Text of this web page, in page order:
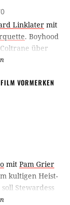
Linklater mit
. Boyhood
über
von seinem
seiner
FILM VORMERKEN
mit Pam Grier
kultigen Heist-
Stewardess